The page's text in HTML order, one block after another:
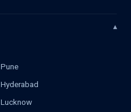
Pune
Hyderabad
Lucknow